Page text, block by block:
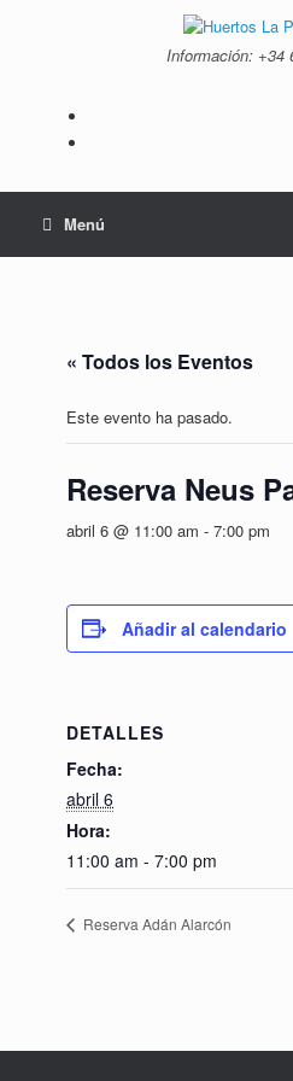
Información: +34
Menú
« Todos los Eventos
Este evento ha pasado.
Reserva Neus
abril 6 @ 11:00 am - 7:00 pm
Añadir al calendario
DETALLES
Fecha:
abril 6
Hora:
11:00 am - 7:00 pm
Reserva Adán Alarcón